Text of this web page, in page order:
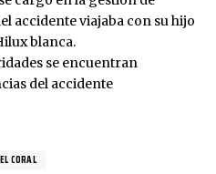
accidente viajaba con su hijo
blanca.
se encuentran
del accidente
CORAL